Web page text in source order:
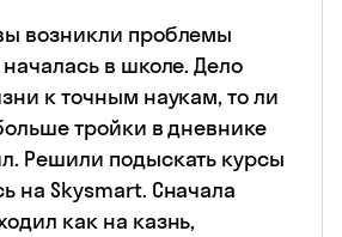
возникли проблемы
в школе. Дело
к точным наукам, то ли
тройки в дневнике
Решили подыскать курсы
на Skysmart. Сначала
как на казнь,